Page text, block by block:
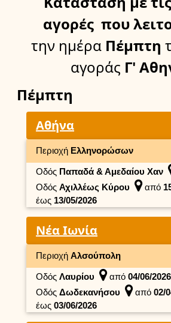
αγορές που
την ημέραΠέμπτη
αγοράς Γ'
Πέμπτη
Αθήνα
Περιοχή Ελληνορώσων
Οδός Παπαδά & Αμεδαίου Χαν
Οδός Αχιλλέως Κύρου από
έως 13/05/2026
Νέα Ιωνία
Περιοχή Αλσούπολη
Οδός Λαυρίου από 04/06/2026
Οδός Δωδεκανήσου από 02/
έως 03/06/2026